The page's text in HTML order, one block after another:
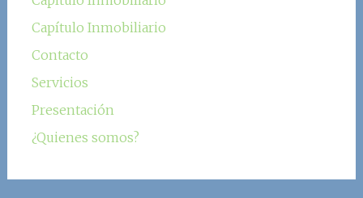
Capítulo Inmobiliario
Contacto
Servicios
Presentación
¿Quienes somos?